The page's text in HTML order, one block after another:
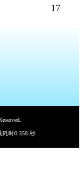
17
时0.358 秒